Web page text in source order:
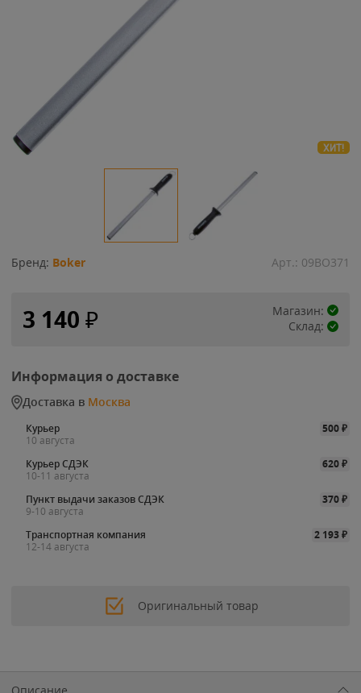
ХИТ!
Бренд: Boker Арт.: 09BO371
3 140 ₽
Магазин:
Склад:
Информация о доставке
Доставка в Москва
Курьер 500₽
10 августа
Курьер СДЭК
620₽
10-11 августа
Пункт выдачи заказов СДЭК
370₽
9-10 августа
Транспортная компания
2 193₽
12-14 августа
Оригинальный товар
Описание